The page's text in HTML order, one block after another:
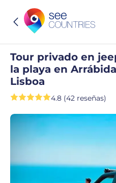
Tour privado en
la playa en
Lisboa
4.8 (42 reseñas)